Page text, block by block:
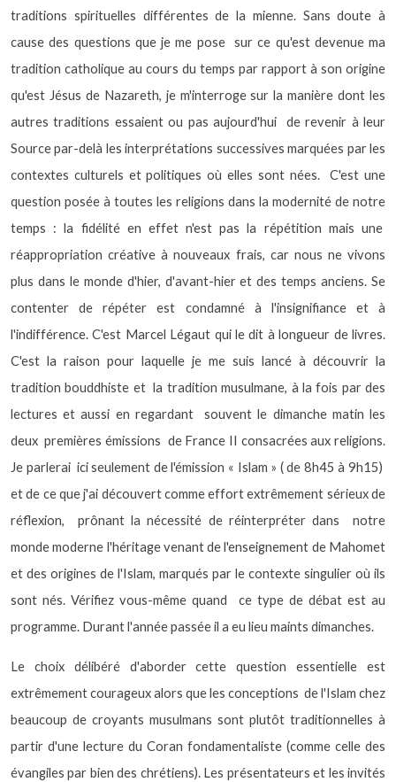
traditions spirituelles différentes de la mienne. Sans doute à
cause des questions que je me pose
sur ce qu'est devenue ma
tradition catholique au cours du temps par rapport à son origine
qu'est Jésus de Nazareth, je m'interroge sur la manière dont les
autres traditions essaient ou pas aujourd'hui
de revenir à leur
Source par-delà les interprétations successives marquées par les
contextes culturels et politiques où elles sont nées.
C'est une
question posée à toutes les religions dans la modernité de notre
temps : la fidélité en effet n'est pas la répétition mais une
réappropriation créative à nouveaux frais, car nous ne vivons
plus dans le monde d'hier, d'avant-hier et des temps anciens. Se
contenter de répéter est condamné à l'insignifiance et à
l'indifférence. C'est Marcel Légaut qui le dit à longueur de livres.
C'est la raison pour laquelle je me suis lancé à découvrir la
tradition bouddhiste et la tradition musulmane, à la fois par des
lectures et aussi en regardant
souvent le dimanche matin les
deux premières émissions de France II consacrées aux religions.
Je parlerai ici seulement de l'émission « Islam » ( de 8h45 à 9h15)
et de ce que j'ai découvert comme effort extrêmement sérieux de
réflexion,
prônant la nécessité de réinterpréter dans
notre
monde moderne l'héritage venant de l'enseignement de Mahomet
et des origines de l'Islam, marqués par le contexte singulier où ils
sont nés. Vérifiez vous-même quand
ce type de débat est au
programme. Durant l'année passée il a eu lieu maints dimanches.
Le choix délibéré d'aborder cette question essentielle est
extrêmement courageux alors que les conceptions de l'Islam chez
beaucoup de croyants musulmans sont plutôt traditionnelles à
partir d'une lecture du Coran fondamentaliste (comme celle des
évangiles par bien des chrétiens). Les présentateurs et les invités